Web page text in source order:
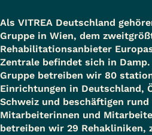
Als VITREA Deutschland
Gruppe in Wien, dem
Rehabilitationsanbieter
Zentrale befindet sich in Damp.
Gruppe betreiben wir 80
Einrichtungen in Deutschland,
Schweiz und beschäftigen rund
Mitarbeiterinnen und
betreiben wir 29